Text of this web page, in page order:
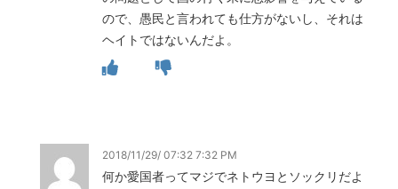
ので、愚民と言われても仕方がないし、それは
ヘイトではないんだよ。
2018/11/29/ 07:32 7:32 PM
何か愛国者ってマジでネトウヨとソックリだよ